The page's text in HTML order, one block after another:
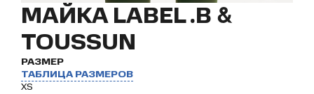
МАЙКА LABEL .B &
TOUSSUN
РАЗМЕР
ТАБЛИЦА РАЗМЕРОВ
XS